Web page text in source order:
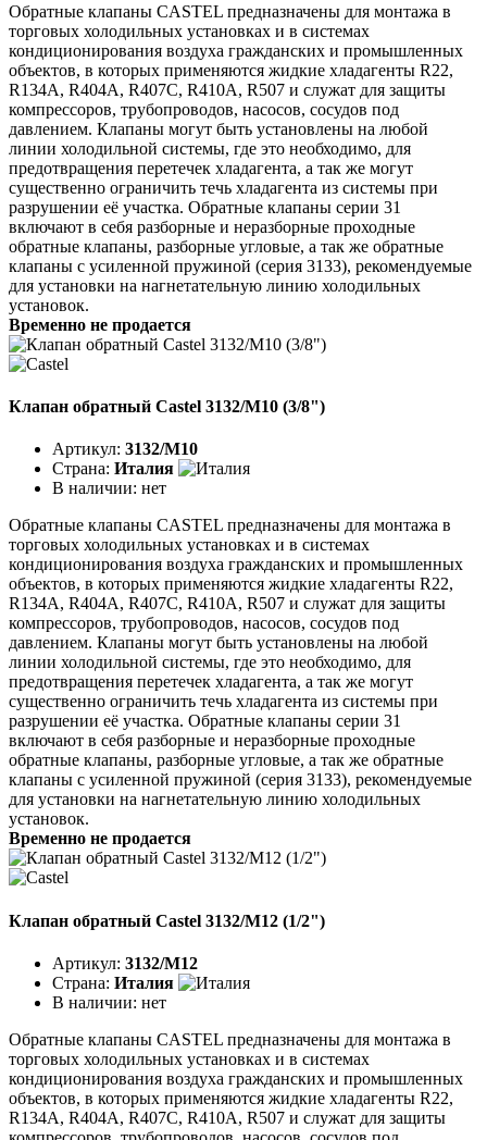
Обратные клапаны CASTEL предназначены для монтажа в
торговых холодильных установках и в системах
кондиционирования воздуха гражданских и промышленных
объектов, в которых применяются жидкие хладагенты R22,
R134A, R404A, R407C, R410A, R507 и служат для защиты
компрессоров, трубопроводов, насосов, сосудов под
давлением. Клапаны могут быть установлены на любой
линии холодильной системы, где это необходимо, для
предотвращения перетечек хладагента, а так же могут
существенно ограничить течь хладагента из системы при
разрушении её участка. Обратные клапаны серии 31
включают в себя разборные и неразборные проходные
обратные клапаны, разборные угловые, а так же обратные
клапаны с усиленной пружиной (серия 3133), рекомендуемые
для установки на нагнетательную линию холодильных
установок.
Временно не продается
Клапан обратный Castel 3132/M10 (3/8")
Артикул: 3132/M10
Страна: Италия
В наличии: нет
Обратные клапаны CASTEL предназначены для монтажа в
торговых холодильных установках и в системах
кондиционирования воздуха гражданских и промышленных
объектов, в которых применяются жидкие хладагенты R22,
R134A, R404A, R407C, R410A, R507 и служат для защиты
компрессоров, трубопроводов, насосов, сосудов под
давлением. Клапаны могут быть установлены на любой
линии холодильной системы, где это необходимо, для
предотвращения перетечек хладагента, а так же могут
существенно ограничить течь хладагента из системы при
разрушении её участка. Обратные клапаны серии 31
включают в себя разборные и неразборные проходные
обратные клапаны, разборные угловые, а так же обратные
клапаны с усиленной пружиной (серия 3133), рекомендуемые
для установки на нагнетательную линию холодильных
установок.
Временно не продается
Клапан обратный Castel 3132/M12 (1/2")
Артикул: 3132/M12
Страна: Италия
В наличии: нет
Обратные клапаны CASTEL предназначены для монтажа в
торговых холодильных установках и в системах
кондиционирования воздуха гражданских и промышленных
объектов, в которых применяются жидкие хладагенты R22,
R134A, R404A, R407C, R410A, R507 и служат для защиты